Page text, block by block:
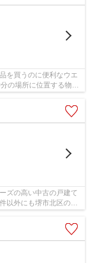
を買うのに便利なウエ
の場所に位置する物件
ズの高い中古の戸建て
以外にも堺市北区の地